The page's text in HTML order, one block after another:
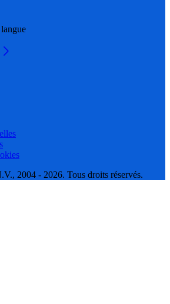
2004 - 2026. Tous droits réservés.